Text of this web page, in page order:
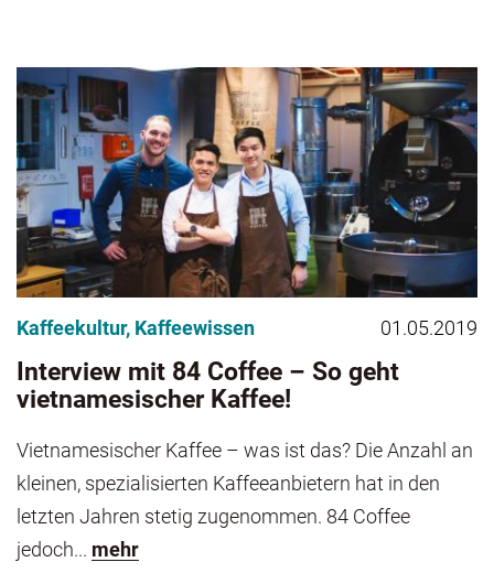
Kaffeekultur, Kaffeewissen 01.05.2019
Interview mit 84 Coffee – So geht
vietnamesischer Kaffee!
Vietnamesischer Kaffee – was ist das? Die Anzahl an
kleinen, spezialisierten Kaffeeanbietern hat in den
letzten Jahren stetig zugenommen. 84 Coffee
jedoch... mehr